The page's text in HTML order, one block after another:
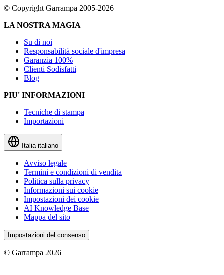
© Copyright Garrampa 2005-2026
LA NOSTRA MAGIA
Su di noi
Responsabilità sociale d'impresa
Garanzia 100%
Clienti Sodisfatti
Blog
PIU' INFORMAZIONI
Tecniche di stampa
Importazioni
Italia italiano
Avviso legale
Termini e condizioni di vendita
Politica sulla privacy
Informazioni sui cookie
Impostazioni dei cookie
AI Knowledge Base
Mappa del sito
Impostazioni del consenso
© Garrampa 2026